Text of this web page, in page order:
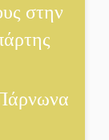
και
στην